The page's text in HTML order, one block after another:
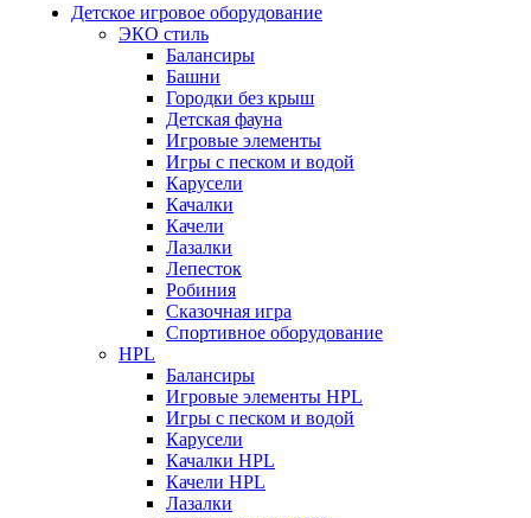
Детское игровое оборудование
ЭКО стиль
Балансиры
Башни
Городки без крыш
Детская фауна
Игровые элементы
Игры с песком и водой
Карусели
Качалки
Качели
Лазалки
Лепесток
Робиния
Сказочная игра
Спортивное оборудование
HPL
Балансиры
Игровые элементы HPL
Игры с песком и водой
Карусели
Качалки HPL
Качели HPL
Лазалки